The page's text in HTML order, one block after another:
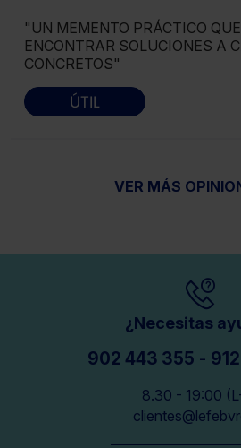
"UN MEMENTO PRÁCTICO
ENCONTRAR SOLUCIONES A
CONCRETOS"
ÚTIL
VER MÁS
¿Necesitas
902 443 355 -
8.30 - 19:00